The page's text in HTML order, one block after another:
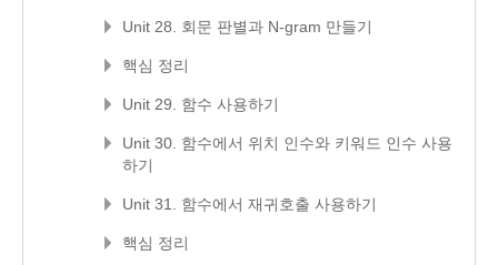
Unit 28. 회문 판별과 N-gram 만들기
핵심 정리
Unit 29. 함수 사용하기
Unit 30. 함수에서 위치 인수와 키워드 인수 사용
하기
Unit 31. 함수에서 재귀호출 사용하기
핵심 정리